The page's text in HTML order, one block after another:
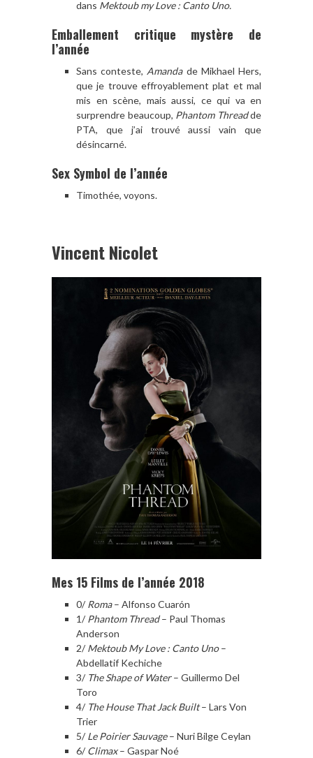
dans Mektoub my Love : Canto Uno.
Emballement critique mystère de
l’année
Sans conteste, Amandade Mikhael Hers,
que je trouve effroyablement plat et mal
mis en scène, mais aussi, ce qui va en
surprendre beaucoup, Phantom Threadde
PTA, que j’ai trouvé aussi vain que
désincarné.
Sex Symbol de l’année
Timothée, voyons.
Vincent Nicolet
Mes 15 Films de l’année 2018
0/ Roma– Alfonso Cuarón
1/ Phantom Thread– Paul Thomas
Anderson
2/ Mektoub My Love : Canto Uno–
Abdellatif Kechiche
3/ The Shape of Water– Guillermo Del
Toro
4/ The House That Jack Built– Lars Von
Trier
5/ Le Poirier Sauvage– Nuri Bilge Ceylan
6/ Climax– Gaspar Noé